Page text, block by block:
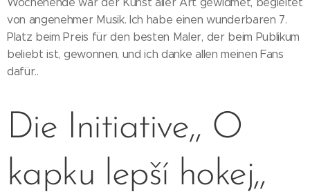
von angenehmer Musik. Ich habe einen wunderbaren 7.
Platz beim Preis für den besten Maler, der beim Publikum
beliebt ist, gewonnen, und ich danke allen meinen Fans
dafür..
Die Initiative,, O
kapku lepší hokej,,